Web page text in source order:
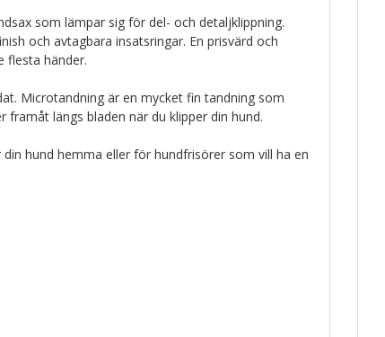
som lämpar sig för del- och detaljklippning.
och avtagbara insatsringar. En prisvärd och
flesta händer.
Microtandning är en mycket fin tandning som
framåt längs bladen när du klipper din hund.
hund hemma eller för hundfrisörer som vill ha en